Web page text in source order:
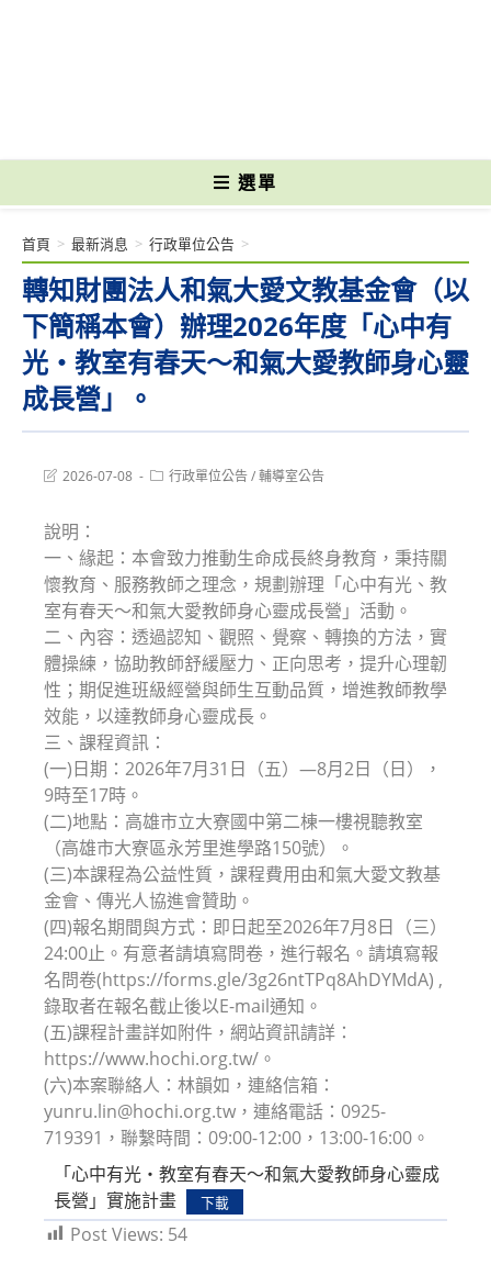
選單
轉知財團法人和氣大愛文教基金會（以
下簡稱本會）辦理2026年度「心中有
光・教室有春天～和氣大愛教師身心靈
成長營」。
首頁 > 最新消息 > 行政單位公告 >
Post2026-07-08
Post行政單位公告/輔導室公告
說明：
一、緣起：本會致力推動生命成長終身教育，秉持關
懷教育、服務教師之理念，規劃辦理「心中有光、教
室有春天～和氣大愛教師身心靈成長營」活動。
二、內容：透過認知、觀照、覺察、轉換的方法，實
體操練，協助教師舒緩壓力、正向思考，提升心理韌
性；期促進班級經營與師生互動品質，增進教師教學
效能，以達教師身心靈成長。
三、課程資訊：
(一)日期：2026年7月31日（五）—8月2日（日），
9時至17時。
(二)地點：高雄市立大寮國中第二棟一樓視聽教室
（高雄市大寮區永芳里進學路150號）。
(三)本課程為公益性質，課程費用由和氣大愛文教基
金會、傳光人協進會贊助。
(四)報名期間與方式：即日起至2026年7月8日（三）
24:00止。有意者請填寫問卷，進行報名。請填寫報
名問卷(https://forms.gle/3g26ntTPq8AhDYMdA) ,
錄取者在報名截止後以E-mail通知。
(五)課程計畫詳如附件，網站資訊請詳：
https://www.hochi.org.tw/。
(六)本案聯絡人：林韻如，連絡信箱：
yunru.lin@hochi.org.tw，連絡電話：0925-
719391，聯繫時間：09:00-12:00，13:00-16:00。
「心中有光・教室有春天～和氣大愛教師身心靈成
長營」實施計畫
下載
Post Views: 54